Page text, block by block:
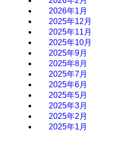
2026年1月
2025年12月
2025年11月
2025年10月
2025年9月
2025年8月
2025年7月
2025年6月
2025年5月
2025年3月
2025年2月
2025年1月